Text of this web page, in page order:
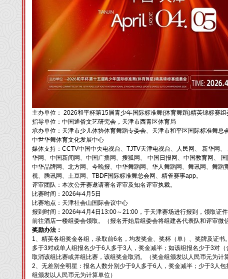
主办单位： 2026和平杯第15届青少年国际标准舞(体育舞蹈)精英锦标赛
指导单位：中国通俗文艺研究会，天津市西青区体育局
承办单位：天津市少儿体协体育舞蹈专委会、天津市和平区国际标准舞总
中世华舞体育文化发展中心
媒体支持：CCTV中国中央电视台、TJTV天津电视台、人民网、 新华网
华网、中国新闻网、中国广播网、搜狐网、 中国日报网、中国教育网、
中华品牌网、北方网、今晚报、中华舞蹈网、华人舞蹈网、舞讯网、舞蹈
视、腾讯网、土豆网、TBDF国际标准舞总会网、精雀赛事app。
评审团队：本次公开赛邀请著名评审及知名评审执裁。
比赛时间：2026年4月5日
比赛地点：天津社会山国际会议中心
报到时间：2026年4月4日13:00～21:00，于天津赛场进行报到，领取证
前往酒店一楼组委会领取。（报名开始后组委会将组建各代表队和评审微
奖励办法：
1、精英各组奖金各组，录取前6名，均发奖金、奖杯（单）、奖牌及证
多于3对或单人组报名少于6人多于3人，奖金减半；如该组报名少于3对
取消该组比赛或并组比赛，该组奖金取消。（奖金组颁发以人民币元为计
2、无差别全明星：报名人数分别少于9人多于6人，奖金减半；少于3人
组颁发以人民币元为计算单位）